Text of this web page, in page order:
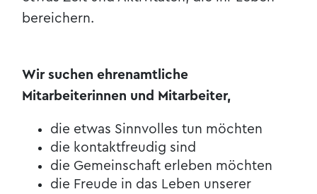
bereichern.
Wir suchen ehrenamtliche
Mitarbeiterinnen und Mitarbeiter,
die etwas Sinnvolles tun möchten
die kontaktfreudig sind
die Gemeinschaft erleben möchten
die Freude in das Leben unserer